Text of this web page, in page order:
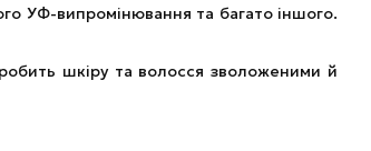
УФ-випромінювання та багато іншого.
шкіру та волосся зволоженими й